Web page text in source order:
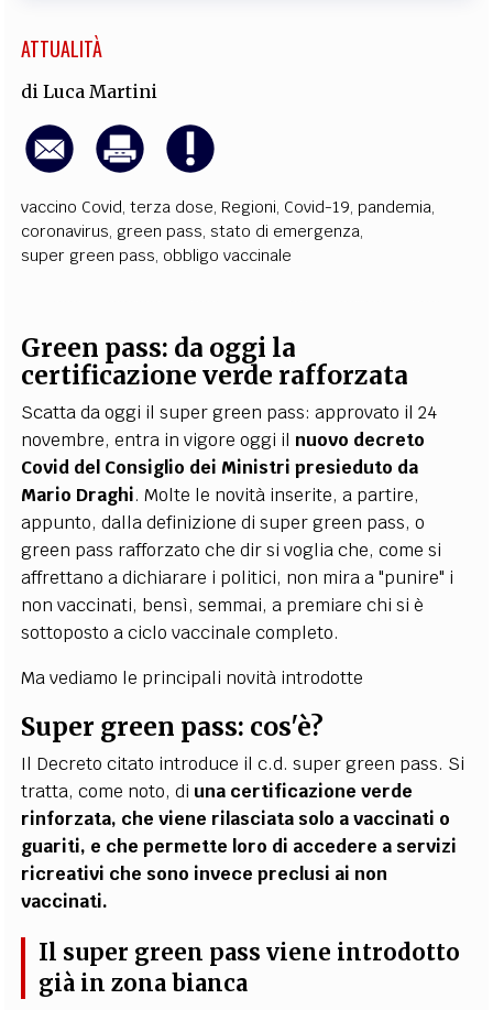
ATTUALITÀ
diLuca Martini
vaccino Covid,terza dose, Regioni, Covid-19, pandemia,
coronavirus, green pass,stato di emergenza,
super green pass, obbligo vaccinale
Green pass: da oggi la
certificazione verde rafforzata
Scatta da oggi il super green pass: approvato il 24
novembre, entra in vigore oggi il nuovo decreto
Covid del Consiglio dei Ministri presieduto da
Mario Draghi. Molte le novità inserite, a partire,
appunto, dalla definizione di super green pass, o
green pass rafforzato che dir si voglia che, come si
affrettano a dichiarare i politici, non mira a "punire" i
non vaccinati, bensì, semmai, a premiare chi si è
sottoposto a ciclo vaccinale completo.
Ma vediamo le principali novità introdotte
Super green pass: cos'è?
Il Decreto citato introduce il c.d. super green pass. Si
tratta, come noto, di una certificazione verde
rinforzata, che viene rilasciata solo a vaccinati o
guariti, e che permette loro di accedere a servizi
ricreativi che sono invece preclusi ai non
vaccinati.
Il super green pass viene introdotto
già in zona bianca